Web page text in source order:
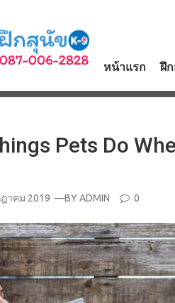
หน้าแรก ฝึ
Pets Do
าคม 2019 —BYADMIN 0